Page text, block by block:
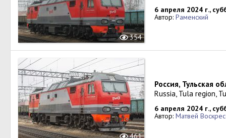
354
6 апреля 2024 г.,
Автор: Раменский
461
Россия, Тульская
Russia, Tula region,
6 апреля 2024 г.,
Автор: Матвей